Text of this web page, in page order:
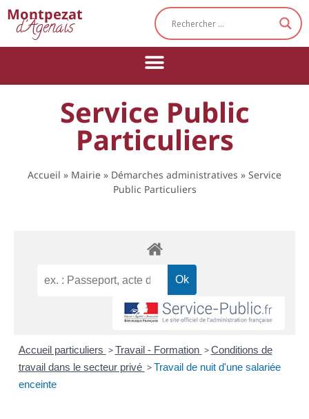
Montpezat
d'Agenais
Service Public
Particuliers
Accueil » Mairie » Démarches administratives » Service
Public Particuliers
Accueil particuliers > Travail - Formation > Conditions de
travail dans le secteur privé > Travail de nuit d'une salariée
enceinte
Cookies management panel